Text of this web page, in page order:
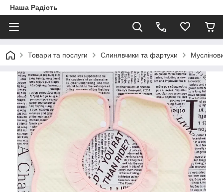
Наша Радість
Товари та послуги Слинявчики та фартухи